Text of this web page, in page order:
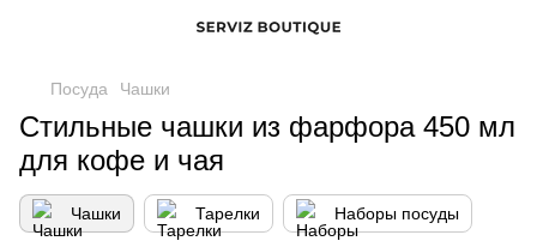
Посуда Чашки
Стильные чашки из фарфора 450 мл
для кофе и чая
Чашки Тарелки Наборы посуды